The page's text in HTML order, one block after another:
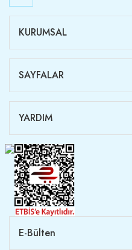
KURUMSAL
SAYFALAR
YARDIM
E-Bülten